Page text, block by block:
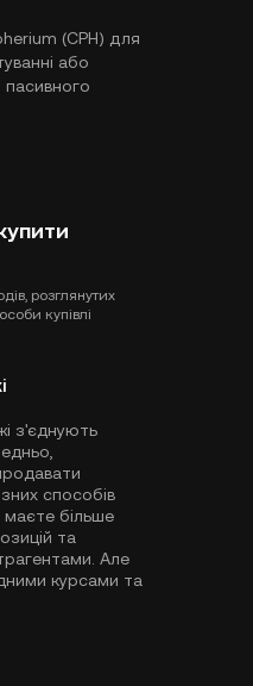
(CPH) для
або
розглянутих
купівлі
з'єднують
способів
маєте більше
та
Але
курсами та